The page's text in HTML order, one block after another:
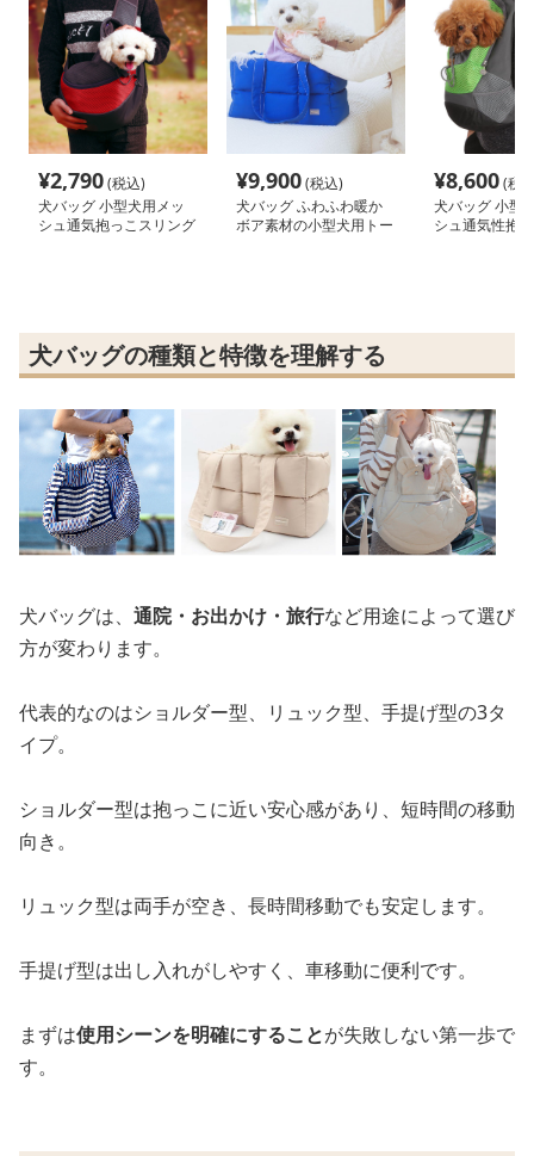
¥2,790(税込)
犬バッグ 小型犬用メッ
シュ通気抱っこスリング
¥9,900(税込)
犬バッグ ふわふわ暖か
ボア素材の小型犬用トー
¥8,600(税
犬バッグ 小型
シュ通気性抱
犬バッグの種類と特徴を理解する
犬バッグは、 通院・お出かけ・旅行など用途によって選び
方が変わります。
代表的なのはショルダー型、リュック型、手提げ型の3タ
イプ。
ショルダー型は抱っこに近い安心感があり、短時間の移動
向き。
リュック型は両手が空き、長時間移動でも安定します。
手提げ型は出し入れがしやすく、車移動に便利です。
まずは使用シーンを明確にすることが失敗しない第一歩で
す。